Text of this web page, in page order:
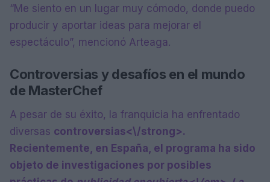
“Me siento en un lugar muy cómodo, donde puedo
producir y aportar ideas para mejorar el
espectáculo”, mencionó Arteaga.
Controversias y desafíos en el mundo
de MasterChef
A pesar de su éxito, la franquicia ha enfrentado
diversas controversias<\/strong>.
Recientemente, en España, el programa ha sido
objeto de investigaciones por posibles